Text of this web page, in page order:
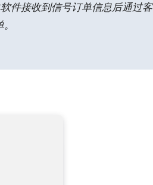
件接收到信号订单信息后通过客